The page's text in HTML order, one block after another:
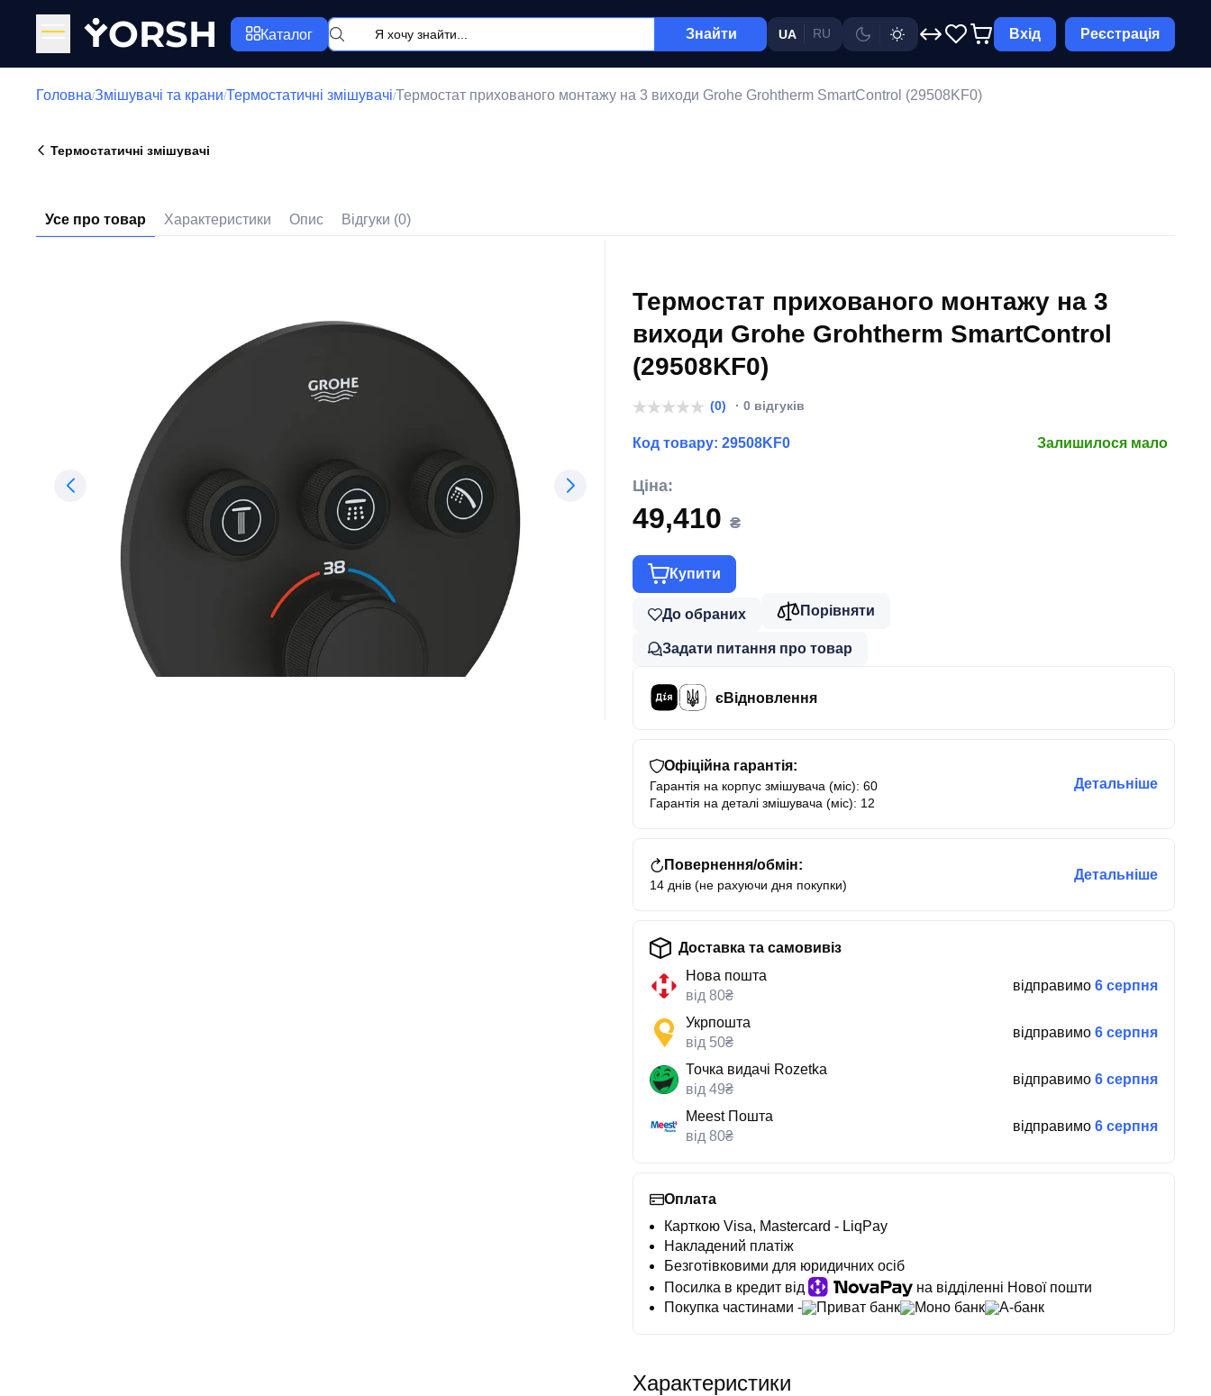
YORSH Каталог Знайти UA RU Вхід Реєстрація
Головна/Змішувачі та крани/Термостатичні змішувачі/Термостат прихованого монтажу на 3 виходи Grohe Grohtherm SmartControl (29508KF0)
Термостатичні змішувачі
Усе про товар Характеристики Опис Відгуки (0)
Термостат прихованого монтажу на 3
виходи Grohe Grohtherm SmartControl
(29508KF0)
(0) · 0 відгуків
Код товару: 29508KF0 Залишилося мало
Ціна:
49,410 ₴
Купити
До обраних Порівняти
Задати питання про товар
єВідновлення
Офіційна гарантія:
Гарантія на корпус змішувача (міс): 60
Гарантія на деталі змішувача (міс): 12
Детальніше
Повернення/обмін:
14 днів (не рахуючи дня покупки)
Детальніше
Доставка та самовивіз
Нова пошта
від 80₴
відправимо 6 серпня
Укрпошта
від 50₴
відправимо 6 серпня
Точка видачі Rozetka
від 49₴
відправимо 6 серпня
Meest Пошта
від 80₴
відправимо 6 серпня
Оплата
Карткою Visa, Mastercard - LiqPay
Накладений платіж
Безготівковими для юридичних осіб
Посилка в кредит від
на відділенні Нової пошти
Покупка частинами -
Приват банк Моно банк А-банк
Характеристики